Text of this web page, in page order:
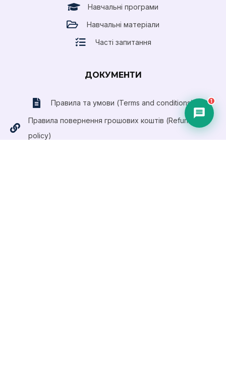
Навчальні програми
Навчальні матеріали
Часті запитання
ДОКУМЕНТИ
Правила та умови (Terms and conditions)
Правила повернення грошових коштів (Refund
policy)
1